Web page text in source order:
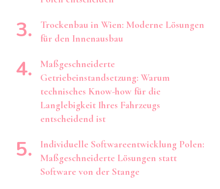
Trockenbau in Wien: Moderne Lösungen
für den Innenausbau
Maßgeschneiderte
Getriebeinstandsetzung: Warum
technisches Know-how für die
Langlebigkeit Ihres Fahrzeugs
entscheidend ist
Individuelle Softwareentwicklung Polen:
Maßgeschneiderte Lösungen statt
Software von der Stange